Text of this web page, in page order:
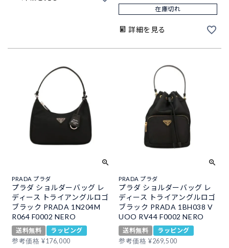
在庫切れ
詳細を見る
PRADA プラダ
プラダ ショルダーバッグ レ
ディース トライアングルロゴ
ブラック PRADA 1N204M
R064 F0002 NERO
送料無料
ラッピング
参考価格 ¥176,000
PRADA プラダ
プラダ ショルダーバッグ レ
ディース トライアングルロゴ
ブラック PRADA 1BH038 V
UOO RV44 F0002 NERO
送料無料
ラッピング
参考価格 ¥269,500